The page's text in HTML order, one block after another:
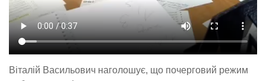
Віталій Васильович наголошує, що почерговий режим